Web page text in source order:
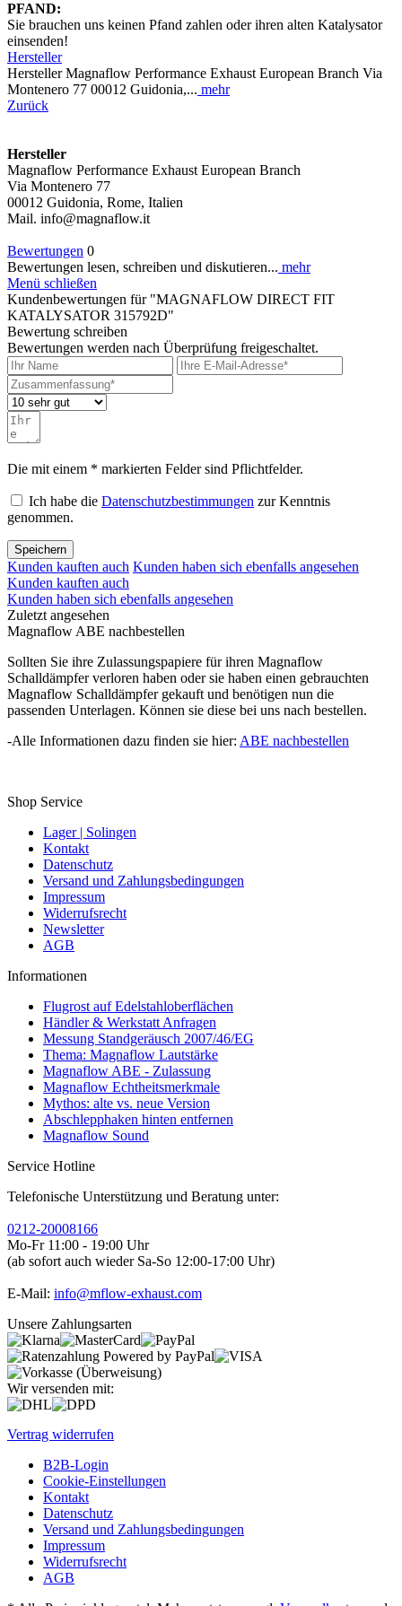
PFAND:
Sie brauchen uns keinen Pfand zahlen oder ihren alten Katalysator
einsenden!
Hersteller
Hersteller Magnaflow Performance Exhaust European Branch Via
Montenero 77 00012 Guidonia,... mehr
Zurück
Hersteller
Magnaflow Performance Exhaust European Branch
Via Montenero 77
00012 Guidonia, Rome, Italien
Mail. info@magnaflow.it
Bewertungen 0
Bewertungen lesen, schreiben und diskutieren... mehr
Menü schließen
Kundenbewertungen für "MAGNAFLOW DIRECT FIT
KATALYSATOR 315792D"
Bewertung schreiben
Bewertungen werden nach Überprüfung freigeschaltet.
Die mit einem * markierten Felder sind Pflichtfelder.
Ich habe die Datenschutzbestimmungen zur Kenntnis
genommen.
Speichern
Kunden kauften auch Kunden haben sich ebenfalls angesehen
Kunden kauften auch
Kunden haben sich ebenfalls angesehen
Zuletzt angesehen
Magnaflow ABE nachbestellen
Sollten Sie ihre Zulassungspapiere für ihren Magnaflow
Schalldämpfer verloren haben oder sie haben einen gebrauchten
Magnaflow Schalldämpfer gekauft und benötigen nun die
passenden Unterlagen. Können sie diese bei uns nach bestellen.
-Alle Informationen dazu finden sie hier: ABE nachbestellen
Shop Service
Lager | Solingen
Kontakt
Datenschutz
Versand und Zahlungsbedingungen
Impressum
Widerrufsrecht
Newsletter
AGB
Informationen
Flugrost auf Edelstahloberflächen
Händler & Werkstatt Anfragen
Messung Standgeräusch 2007/46/EG
Thema: Magnaflow Lautstärke
Magnaflow ABE - Zulassung
Magnaflow Echtheitsmerkmale
Mythos: alte vs. neue Version
Abschlepphaken hinten entfernen
Magnaflow Sound
Service Hotline
Telefonische Unterstützung und Beratung unter:
0212-20008166
Mo-Fr 11:00 - 19:00 Uhr
(ab sofort auch wieder Sa-So 12:00-17:00 Uhr)
E-Mail: info@mflow-exhaust.com
Unsere Zahlungsarten
Wir versenden mit:
Vertrag widerrufen
B2B-Login
Cookie-Einstellungen
Kontakt
Datenschutz
Versand und Zahlungsbedingungen
Impressum
Widerrufsrecht
AGB